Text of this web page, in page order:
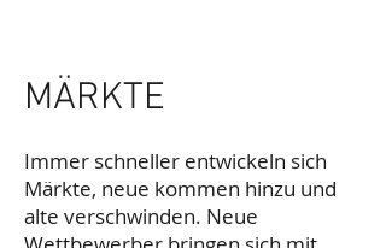
MÄRKTE
Immer schneller entwickeln sich
Märkte, neue kommen hinzu und
alte verschwinden. Neue